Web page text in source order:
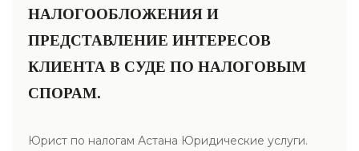
НАЛОГООБЛОЖЕНИЯ И
ПРЕДСТАВЛЕНИЕ ИНТЕРЕСОВ
КЛИЕНТА В СУДЕ ПО НАЛОГОВЫМ
СПОРАМ.
Юрист по налогам Астана Юридические услуги.